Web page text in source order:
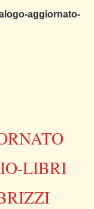
aggiornato-
LIBRI